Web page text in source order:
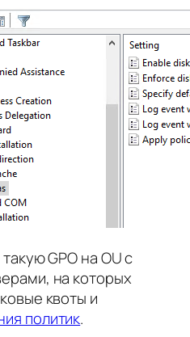
GPO на OU с
на которых
квоты и
политик.